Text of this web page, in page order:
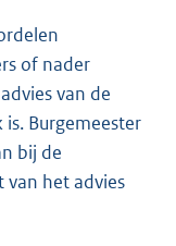
of nader
van de
Burgemeester
bij de
van het advies